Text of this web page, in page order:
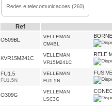
Redes e telecomunicacoes (260)
Ref
O509BL
VELLEMAN
CM4BL
KVR15M241C
VELLEMAN
VR15M241C
RELE
FU1.5
FU1.5N
VELLEMAN
FU1.5N
O309G
VELLEMAN
LSC3G